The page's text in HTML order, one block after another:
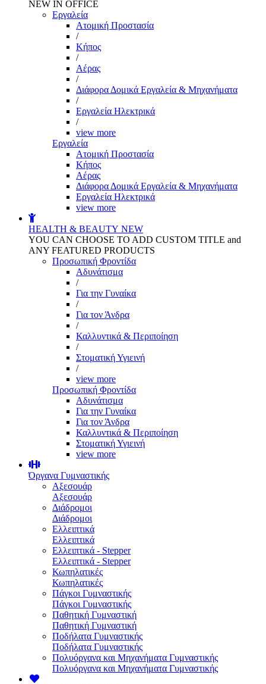
NEW IN OFFICE
Εργαλεία
Aτομική Προστασία
/
Kήπος
/
Αέρας
/
Διάφορα Δομικά Εργαλεία & Μηχανήματα
/
Εργαλεία Ηλεκτρικά
/
view more
Εργαλεία
Aτομική Προστασία
Kήπος
Αέρας
Διάφορα Δομικά Εργαλεία & Μηχανήματα
Εργαλεία Ηλεκτρικά
view more
HEALTH & BEAUTY NEW
YOU CAN CHOOSE TO ADD CUSTOM TITLE and
ANY FEATURED PRODUCTS
Προσωπική Φροντίδα
Αδυνάτισμα
/
Για την Γυναίκα
/
Για τον Άνδρα
/
Καλλυντικά & Περιποίηση
/
Στοματική Υγιεινή
/
view more
Προσωπική Φροντίδα
Αδυνάτισμα
Για την Γυναίκα
Για τον Άνδρα
Καλλυντικά & Περιποίηση
Στοματική Υγιεινή
view more
Όργανα Γυμναστικής
Αξεσουάρ
Αξεσουάρ
Διάδρομοι
Διάδρομοι
Ελλειπτικά
Ελλειπτικά
Ελλειπτικά - Stepper
Ελλειπτικά - Stepper
Κωπηλατικές
Κωπηλατικές
Πάγκοι Γυμναστικής
Πάγκοι Γυμναστικής
Παθητική Γυμναστική
Παθητική Γυμναστική
Ποδήλατα Γυμναστικής
Ποδήλατα Γυμναστικής
Πολυόργανα και Μηχανήματα Γυμναστικής
Πολυόργανα και Μηχανήματα Γυμναστικής